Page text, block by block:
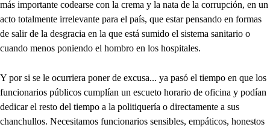
más importante codearse con la crema y la nata de la corrupción, en un
acto totalmente irrelevante para el país, que estar pensando en formas
de salir de la desgracia en la que está sumido el sistema sanitario o
cuando menos poniendo el hombro en los hospitales.
Y por si se le ocurriera poner de excusa... ya pasó el tiempo en que los
funcionarios públicos cumplían un escueto horario de oficina y podían
dedicar el resto del tiempo a la politiquería o directamente a sus
chanchullos. Necesitamos funcionarios sensibles, empáticos, honestos